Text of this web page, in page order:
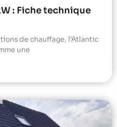
: Fiche technique
de chauffage, l’Atlantic
une